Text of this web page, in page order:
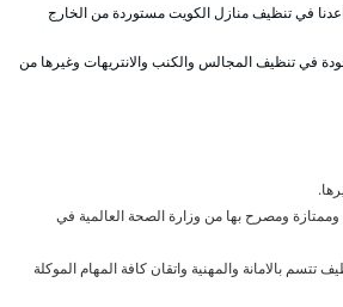
في تنظيف منازل الكويت مستوردة من الخارج
في تنظيف المجالس والكنب والانتريهات وغيرها من
وممتازة ومصرح بها من وزارة الصحة العالمية في
بالامانة والمهنية واتقان كافة المهام الموكلة